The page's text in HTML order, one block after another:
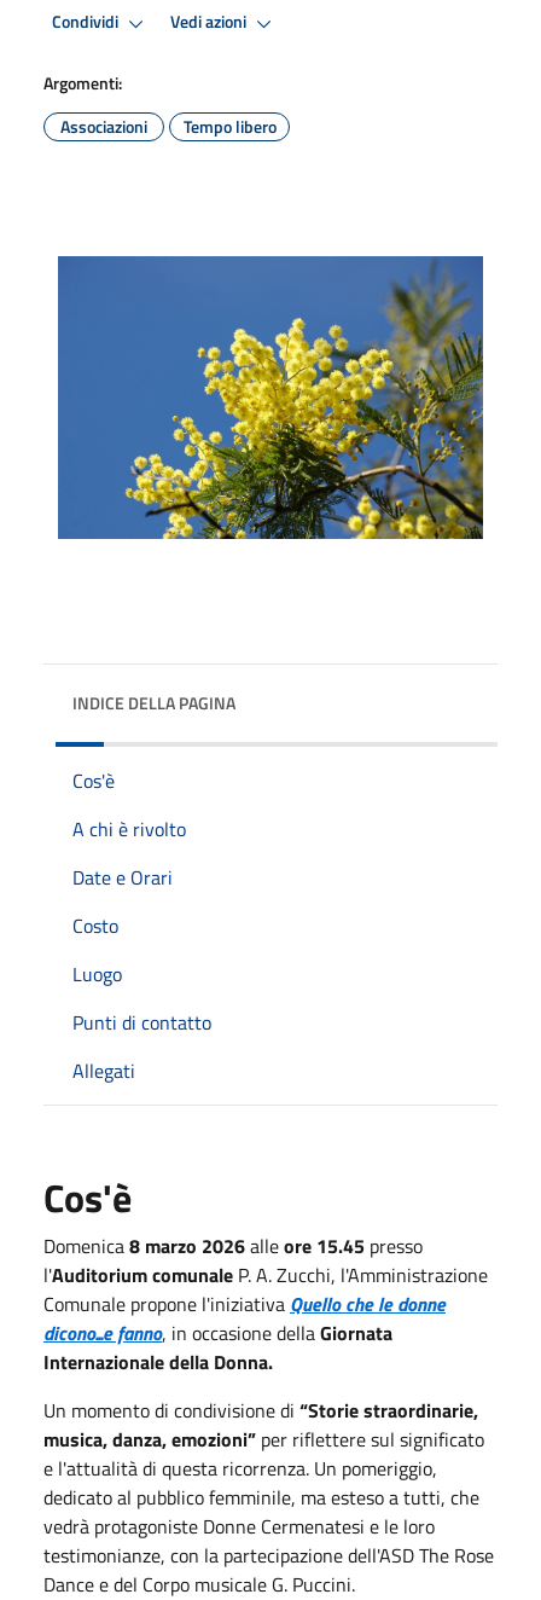
Condividi Vedi azioni
Argomenti:
Associazioni
Tempo libero
INDICE DELLA PAGINA
Cos'è
A chi è rivolto
Date e Orari
Costo
Luogo
Punti di contatto
Allegati
Cos'è
Domenica8 marzo 2026alleore 15.45 presso
l'Auditorium comunale P. A. Zucchi, l'Amministrazione
Comunale propone l'iniziativa Quello che le donne
dicono...e fanno, in occasione dellaGiornata
Internazionale della Donna.
Un momento di condivisione di “Storie straordinarie,
musica, danza, emozioni” per riflettere sul significato
e l'attualità di questa ricorrenza. Un pomeriggio,
dedicato al pubblico femminile, ma esteso a tutti, che
vedrà protagoniste Donne Cermenatesi e le loro
testimonianze, con la partecipazione dell'ASD The Rose
Dance e del Corpo musicale G. Puccini.